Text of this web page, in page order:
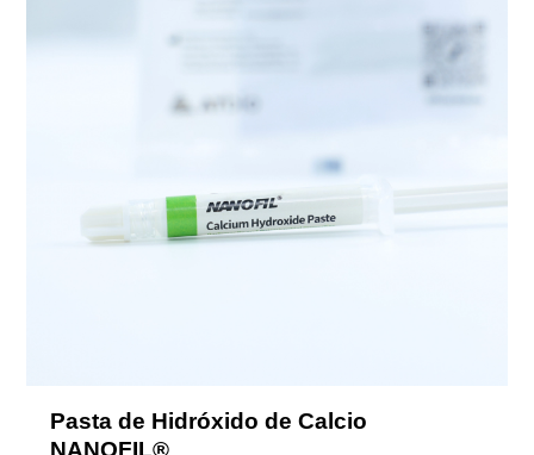
Pasta de Hidróxido de Calcio
NANOFIL®